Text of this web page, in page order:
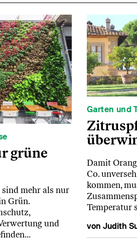
grüne
sind mehr als nur
Grün.
und
Garten und
Damit
Co.
kommen,
Temperatur
von Judith